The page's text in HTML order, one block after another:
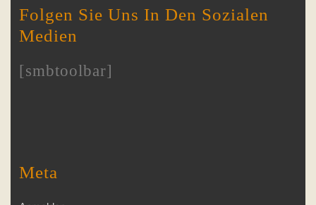
Folgen Sie Uns In Den Sozialen
Medien
[smbtoolbar]
Meta